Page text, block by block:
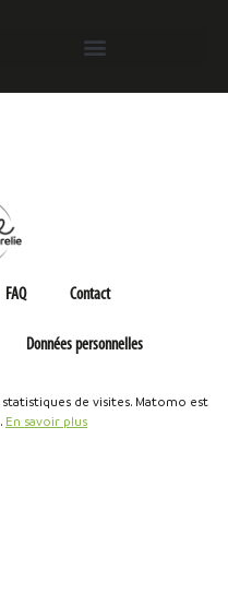
FAQ Contact
Données personnelles
de visites. Matomo est
En savoir plus